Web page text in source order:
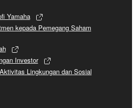
Yamaha
kepada Pemegang Saham
Investor
Lingkungan dan Sosial